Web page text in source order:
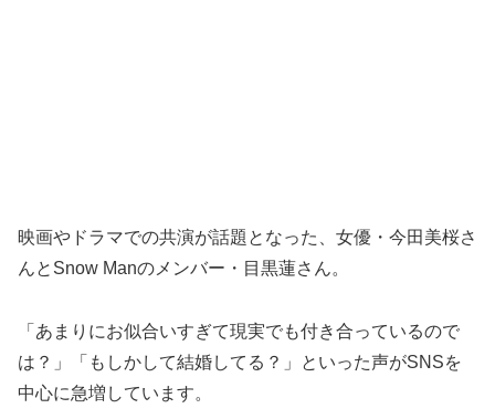
映画やドラマでの共演が話題となった、女優・今田美桜さ
んとSnow Manのメンバー・目黒蓮さん。
「あまりにお似合いすぎて現実でも付き合っているので
は？」「もしかして結婚してる？」といった声がSNSを
中心に急増しています。